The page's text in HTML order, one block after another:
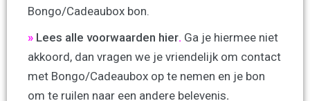
Bongo/Cadeaubox bon.
» Lees alle voorwaarden hier. Ga je hiermee niet
akkoord, dan vragen we je vriendelijk om contact
met Bongo/Cadeaubox op te nemen en je bon
om te ruilen naar een andere belevenis.